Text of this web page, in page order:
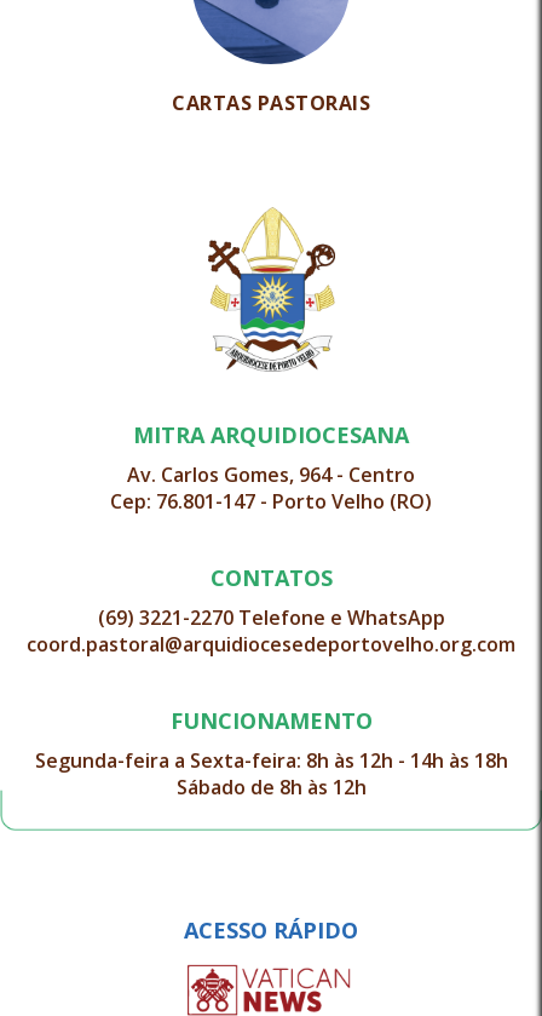
CARTAS PASTORAIS
MITRA ARQUIDIOCESANA
Av. Carlos Gomes, 964 - Centro
Cep: 76.801-147 - Porto Velho (RO)
CONTATOS
(69) 3221-2270 Telefone e WhatsApp
coord.pastoral@arquidiocesedeportovelho.org.com
FUNCIONAMENTO
Segunda-feira a Sexta-feira: 8h às 12h - 14h às 18h
Sábado de 8h às 12h
ACESSO RÁPIDO